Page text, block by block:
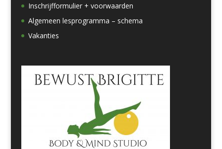
Inschrijfformulier + voorwaarden
Algemeen lesprogramma – schema
Vakanties